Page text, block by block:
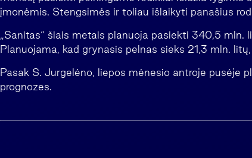
įmonėmis. Stengsimės ir toliau išlaikyti panašius
„Sanitas“ šiais metais planuoja pasiekti 340,5 mln.
Planuojama, kad grynasis pelnas sieks 21,3 mln.
Pasak S. Jurgelėno, liepos mėnesio antroje pusėje
prognozes.